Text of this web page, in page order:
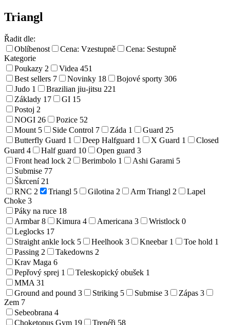
Triangl
Řadit dle:
Oblíbenost
Cena: Vzestupně
Cena: Sestupně
Kategorie
Poukazy 2 Videa 451
Best sellers 7 Novinky 18 Bojové sporty 306
Judo 1 Brazilian jiu-jitsu 221
Základy 17 GI 15
Postoj 2
NOGI 26 Pozice 52
Mount 5 Side Control 7 Záda 1 Guard 25
Butterfly Guard 1 Deep Halfguard 1 X Guard 1
Closed
Guard 4 Half guard 10 Open guard 3
Front head lock 2 Berimbolo 1 Ashi Garami 5
Submise 77
Škrcení 21
RNC 2 Triangl 5 Gilotina 2 Arm Triangl 2
Lapel
Choke 3
Páky na ruce 18
Armbar 8 Kimura 4 Americana 3 Wristlock 0
Leglocks 17
Straight ankle lock 5 Heelhook 3 Kneebar 1 Toe hold 1
Passing 2 Takedowns 2
Krav Maga 6
Pepřový sprej 1 Teleskopický obušek 1
MMA 31
Ground and pound 3 Striking 5 Submise 3 Zápas 3
Zem 7
Sebeobrana 4
Choketopus Gym 19 Trenéři 58